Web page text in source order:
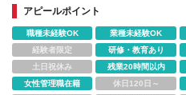
◆9割が未経験スタートだから安心！
◆毎日に寄り添う「スキンジュエリー」
アピールポイント
職種未経験OK 業種未経験OK
経験者限定
研修・教育あり
土日祝休み
残業20時間以内
女性管理職在籍
休日120日～